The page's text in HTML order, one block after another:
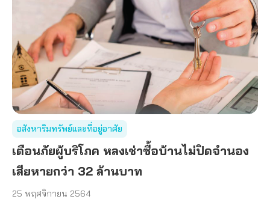
อสังหาริมทรัพย์และที่อยู่อาศัย
เตือนภัยผู้บริโภค หลงเช่าซื้อบ้านไม่ปิดจำนอง
เสียหายกว่า 32 ล้านบาท
25 พฤศจิกายน 2564